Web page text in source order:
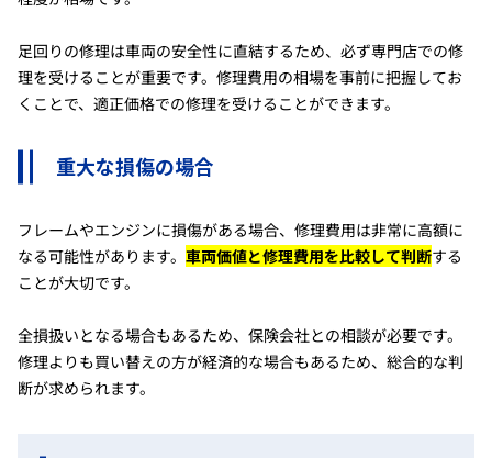
足回りの修理は車両の安全性に直結するため、必ず専門店での修
理を受けることが重要です。修理費用の相場を事前に把握してお
くことで、適正価格での修理を受けることができます。
重大な損傷の場合
フレームやエンジンに損傷がある場合、修理費用は非常に高額に
なる可能性があります。 車両価値と修理費用を比較して判断する
ことが大切です。
全損扱いとなる場合もあるため、保険会社との相談が必要です。
修理よりも買い替えの方が経済的な場合もあるため、総合的な判
断が求められます。